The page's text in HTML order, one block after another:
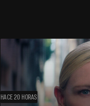
HACE 20 HORAS